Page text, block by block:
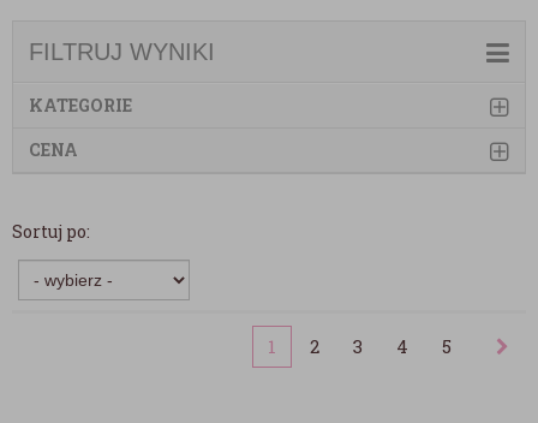
FILTRUJ WYNIKI
KATEGORIE
CENA
Sortuj po:
1 2 3 4 5